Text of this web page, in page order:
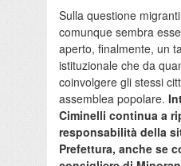
Sulla questione
comunque sembra
aperto, finalmente, un
istituzionale che da
coinvolgere gli stessi
assemblea popolare.
Ciminelli continua a
responsabilità della
Prefettura, anche se